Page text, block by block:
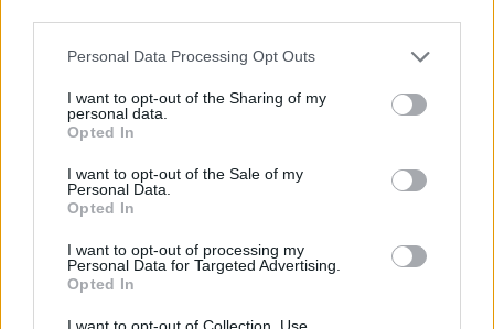
Personal Data Processing Opt Outs
I want to opt-out of the Sharing of my
personal data.
Opted In
I want to opt-out of the Sale of my
Personal Data.
Opted In
I want to opt-out of processing my
Personal Data for Targeted Advertising.
Opted In
I want to opt-out of Collection, Use,
Balandžio 20-ąją Vilniaus Lenkų kultūros namuose ir